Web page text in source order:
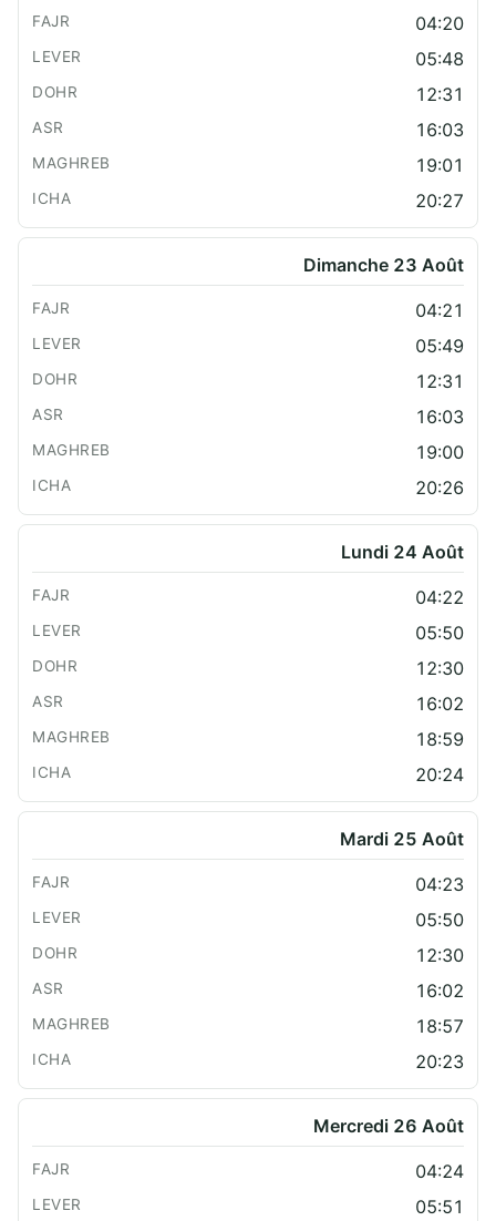
04:20
05:48
12:31
16:03
19:01
20:27
Dimanche 23 Août
04:21
05:49
12:31
16:03
19:00
20:26
Lundi 24 Août
04:22
05:50
12:30
16:02
18:59
20:24
Mardi 25 Août
04:23
05:50
12:30
16:02
18:57
20:23
Mercredi 26 Août
04:24
05:51